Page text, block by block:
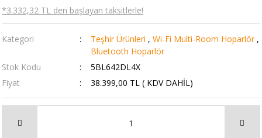
*3.332,32 TL den başlayan taksitlerle!
Kategori Teşhir Ürünleri , Wi-Fi Multi-Room Hoparlör ,
Bluetooth Hoparlör
Stok Kodu
5BL642DL4X
Fiyat
38.399,00 TL ( KDV DAHİL)